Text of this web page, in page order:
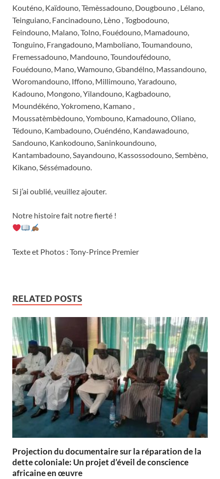
Kouténo, Kaïdouno, Tèmèssadouno, Dougbouno , Lélano,
Teinguiano, Fancinadouno, Lèno , Togbodouno,
Feindouno, Malano, Tolno, Fouédouno, Mamadouno,
Tonguino, Frangadouno, Mamboliano, Toumandouno,
Fremessadouno, Mandouno, Toundoufédouno,
Fouédouno, Mano, Wamouno, Gbandélno, Massandouno,
Woromandouno, Iffono, Millimouno, Yaradouno,
Kadouno, Mongono, Yilandouno, Kagbadouno,
Moundékéno, Yokromeno, Kamano ,
Moussatèmbèdouno, Yombouno, Kamadouno, Oliano,
Tédouno, Kambadouno, Ouéndéno, Kandawadouno,
Sandouno, Kankodouno, Saninkoundouno,
Kantambadouno, Sayandouno, Kassossodouno, Sembèno,
Kikano, Séssémadouno.
Si j’ai oublié, veuillez ajouter.
Notre histoire fait notre fierté !
Texte et Photos : Tony-Prince Premier
RELATED POSTS
Projection du documentaire sur la réparation de la
dette coloniale: Un projet d’éveil de conscience
africaine en œuvre‎